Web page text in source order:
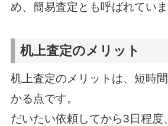
め、簡易査定とも呼ばれていま
机上査定のメリット
机上査定のメリットは、短時
かる点です。
だいたい依頼してから3日程度